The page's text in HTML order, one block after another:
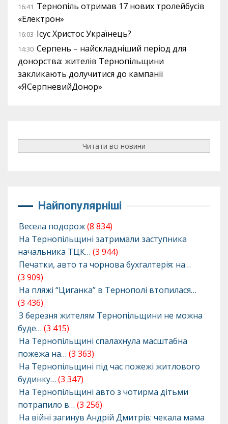
16:41 Тернопіль отримав 17 нових тролейбусів
«Електрон»
16:03 Ісус Христос Українець?
14:30 Серпень – найскладніший період для
донорства: жителів Тернопільщини
закликають долучитися до кампанії
«ЯСерпневийДонор»
Читати всі новини
Найпопулярніші
Весела подорож(8 834)
На Тернопільщині затримали заступника
начальника ТЦК… (3 944)
Печатки, авто та чорнова бухгалтерія: на…
(3 909)
На пляжі “Циганка” в Тернополі втопилася…
(3 436)
З березня жителям Тернопільщини не можна
буде… (3 415)
На Тернопільщині спалахнула масштабна
пожежа на… (3 363)
На Тернопільщині під час пожежі житлового
будинку… (3 347)
На Тернопільщині авто з чотирма дітьми
потрапило в… (3 256)
На війні загинув Андрій Дмитрів: чекала мама